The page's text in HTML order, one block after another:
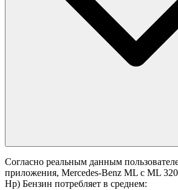
Согласно реальным данным
приложения, Mercedes-Benz ML с ML
Hp) Бензин потребляет в среднем: